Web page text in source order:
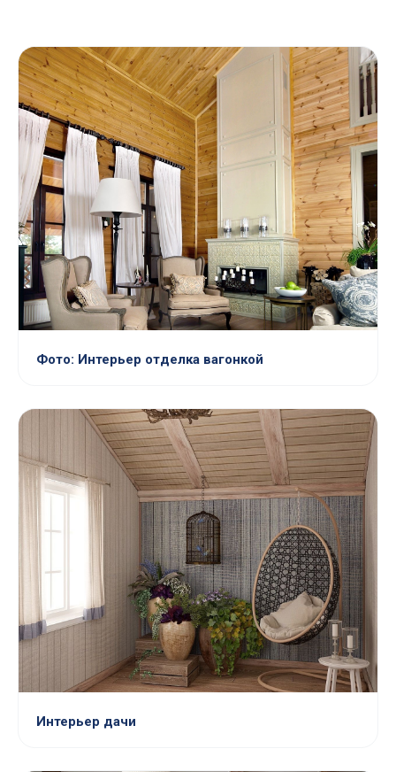
Фото: Интерьер отделка вагонкой
Интерьер дачи